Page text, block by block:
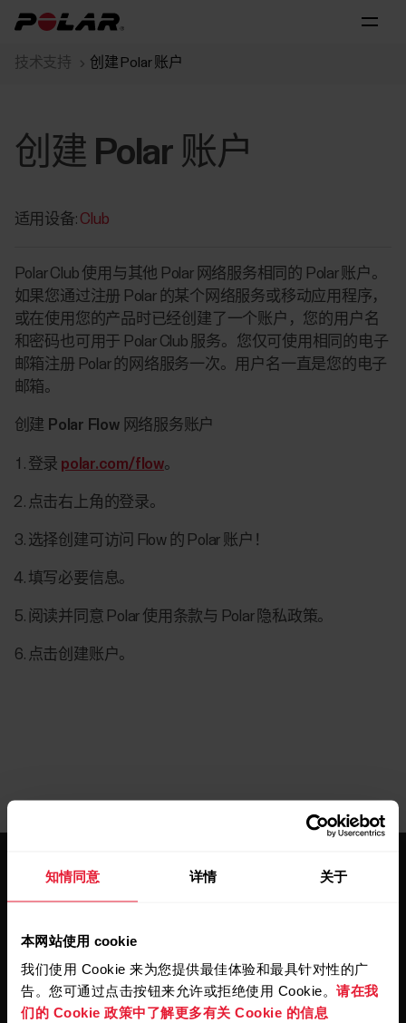
知情同意 详情 关于
本网站使用 cookie
我们使用 Cookie 来为您提供最佳体验和最具针对性的广
告。您可通过点击按钮来允许或拒绝使用 Cookie。 请在我
们的 Cookie 政策中了解更多有关 Cookie 的信息
技术支持 创建 Polar 账户
创建 Polar 账户
适用设备: Club
Polar Club 使用与其他 Polar 网络服务相同的 Polar 账户。
如果您通过注册 Polar 的某个网络服务或移动应用程序，
或在使用您的产品时已经创建了一个账户，您的用户名
和密码也可用于 Polar Club 服务。您仅可使用相同的电子
邮箱注册 Polar 的网络服务一次。用户名一直是您的电子
邮箱。
创建 Polar Flow 网络服务账户
登录 polar.com/flow。
点击右上角的登录。
选择创建可访问 Flow 的 Polar 账户！
填写必要信息。
阅读并同意 Polar 使用条款与 Polar 隐私政策。
点击创建账户。
保持更新。
注册订阅我们的双周会员通讯，我们